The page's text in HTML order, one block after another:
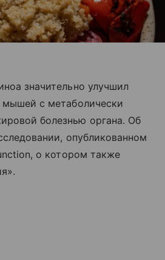
значительно улучшил
мышей с метаболически
болезнью органа. Об
опубликованном
о котором также